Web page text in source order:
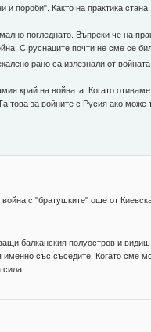
пороби". Както на практика
погледнато. Въпреки че на
С руснаците почти не сме се
рано са излезнали от войната.
край на войната. Когато
това за войните с Русия ако може
с "братушките" още от
балканския полуостров и
със съседите. Когато